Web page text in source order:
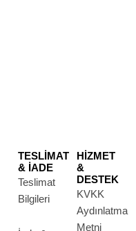
TESLİMAT
& İADE
Teslimat
Bilgileri
HİZMET
&
DESTEK
KVKK
Aydınlatma
Metni